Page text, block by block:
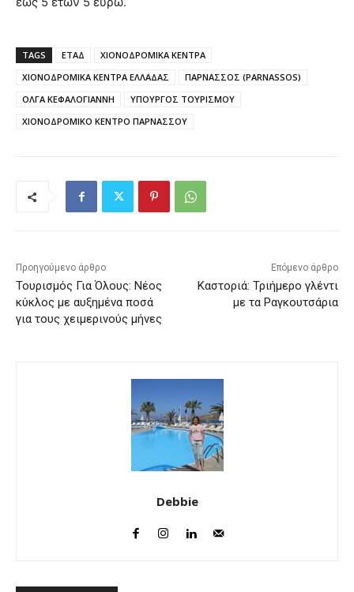
TAGS ΕΤΑΔ
ΧΙΟΝΟΔΡΟΜΙΚΑ ΚΕΝΤΡΑ
ΧΙΟΝΟΔΡΟΜΙΚΑ ΚΕΝΤΡΑ ΕΛΛΑΔΑΣ
ΠΑΡΝΑΣΣΟΣ (PARNASSOS)
ΟΛΓΑ ΚΕΦΑΛΟΓΙΑΝΝΗ
ΥΠΟΥΡΓΟΣ ΤΟΥΡΙΣΜΟΥ
ΧΙΟΝΟΔΡΟΜΙΚΟ ΚΕΝΤΡΟ ΠΑΡΝΑΣΣΟΥ
Προηγούμενο άρθρο
Τουρισμός Για Όλους: Νέος
κύκλος με αυξημένα ποσά
για τους χειμερινούς μήνες
Επόμενο άρθρο
Καστοριά: Τριήμερο γλέντι
με τα Ραγκουτσάρια
Debbie